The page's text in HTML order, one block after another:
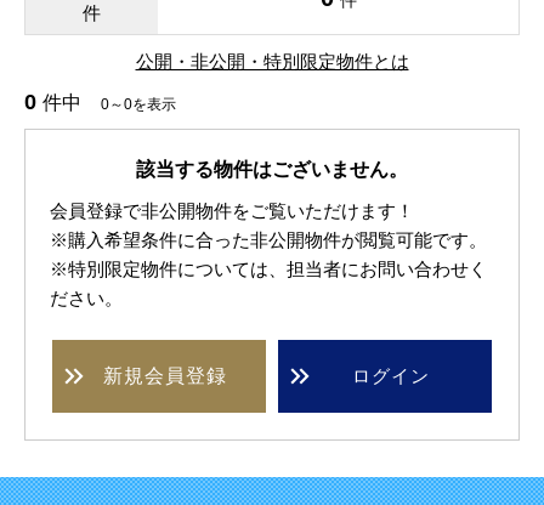
件
公開・非公開・特別限定物件とは
0 件中 0～0を表示
該当する物件はございません。
会員登録で非公開物件をご覧いただけます！
※購入希望条件に合った非公開物件が閲覧可能です。
※特別限定物件については、担当者にお問い合わせく
ださい。
新規会員登録 ログイン